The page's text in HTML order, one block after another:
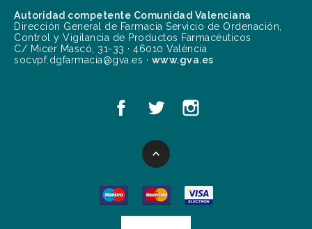
Autoridad competente Comunidad Valenciana
Dirección General de Farmacia Servicio de Ordenación,
Control y Vigilancia de Productos Farmacéuticos
C/ Micer Mascó, 31-33 · 46010 València
socvpf.dgfarmacia@gva.es · www.gva.es
